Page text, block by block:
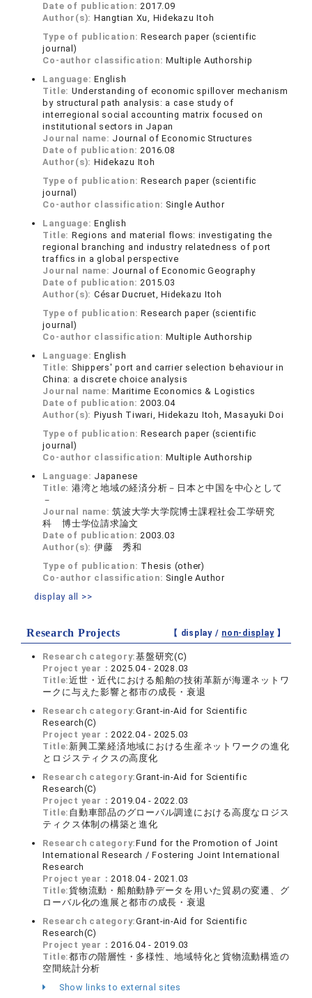
Date of publication:2017.09
Author(s): Hangtian Xu, Hidekazu Itoh
Type of publication:Research paper (scientific
journal)
Co-author classification:Multiple Authorship
Language:English
Title: Understanding of economic spillover mechanism
by structural path analysis: a case study of
interregional social accounting matrix focused on
institutional sectors in Japan
Journal name: Journal of Economic Structures
Date of publication:2016.08
Author(s): Hidekazu Itoh
Type of publication:Research paper (scientific
journal)
Co-author classification: Single Author
Language:English
Title: Regions and material flows: investigating the
regional branching and industry relatedness of port
traffics in a global perspective
Journal name: Journal of Economic Geography
Date of publication:2015.03
Author(s): César Ducruet, Hidekazu Itoh
Type of publication:Research paper (scientific
journal)
Co-author classification:Multiple Authorship
Language:English
Title: Shippers' port and carrier selection behaviour in
China: a discrete choice analysis
Journal name:Maritime Economics & Logistics
Date of publication:2003.04
Author(s): Piyush Tiwari, Hidekazu Itoh, Masayuki Doi
Type of publication:Research paper (scientific
journal)
Co-author classification:Multiple Authorship
Language: Japanese
Title: 港湾と地域の経済分析－日本と中国を中心として
－
Journal name:筑波大学大学院博士課程社会工学研究
科 博士学位請求論文
Date of publication:2003.03
Author(s): 伊藤 秀和
Type of publication: Thesis (other)
Co-author classification: Single Author
display all >>
Research Projects 【 display / non-display】
Research category:基盤研究(C)
Project year：2025.04 - 2028.03
Title:近世・近代における船舶の技術革新が海運ネットワ
ークに与えた影響と都市の成長・衰退
Research category:Grant-in-Aid for Scientific
Research(C)
Project year：2022.04 - 2025.03
Title: 新興工業経済地域における生産ネットワークの進化
とロジスティクスの高度化
Research category:Grant-in-Aid for Scientific
Research(C)
Project year：2019.04 - 2022.03
Title: 自動車部品のグローバル調達における高度なロジス
ティクス体制の構築と進化
Research category:Fund for the Promotion of Joint
International Research / Fostering Joint International
Research
Project year：2018.04 - 2021.03
Title:貨物流動・船舶動静データを用いた貿易の変遷、グ
ローバル化の進展と都市の成長・衰退
Research category:Grant-in-Aid for Scientific
Research(C)
Project year：2016.04 - 2019.03
Title:都市の階層性・多様性、地域特化と貨物流動構造の
空間統計分析
Show links to external sites